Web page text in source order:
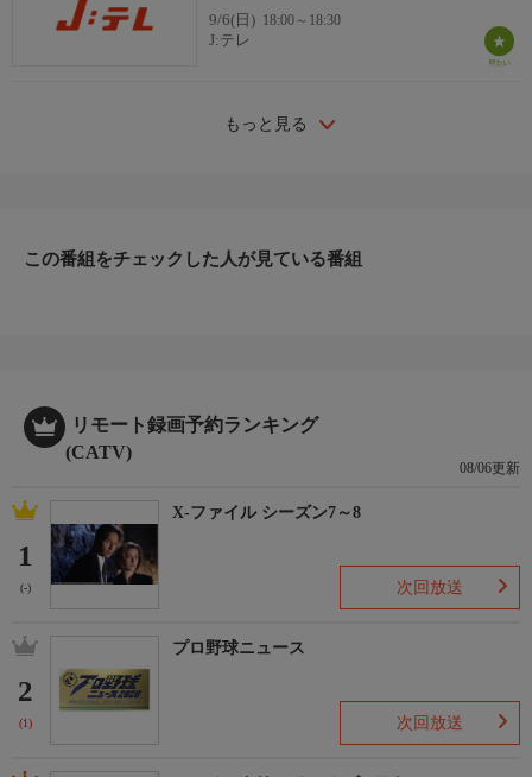
9/6(日) 18:00～18:30
J:テレ
もっと見る
この番組をチェックした人が見ている番組
リモート録画予約ランキング
(CATV)
08/06更新
1
(-)
X-ファイル シーズン7～8
次回放送
2
(1)
プロ野球ニュース
次回放送